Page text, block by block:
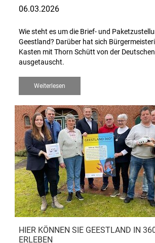
06.03.2026
Wie steht es um die Brief- und
Geestland? Darüber hat sich
Kasten mit Thorn Schütt von der
ausgetauscht.
Weiterlesen
HIER KÖNNEN SIE GEESTLAND IN
ERLEBEN